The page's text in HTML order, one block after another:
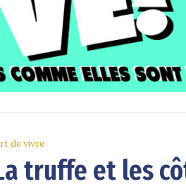
de vivre
truffe et les